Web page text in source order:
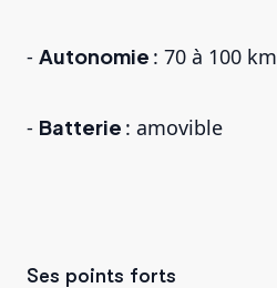
- Autonomie : 70 à 100 km
- Batterie : amovible
Ses points forts